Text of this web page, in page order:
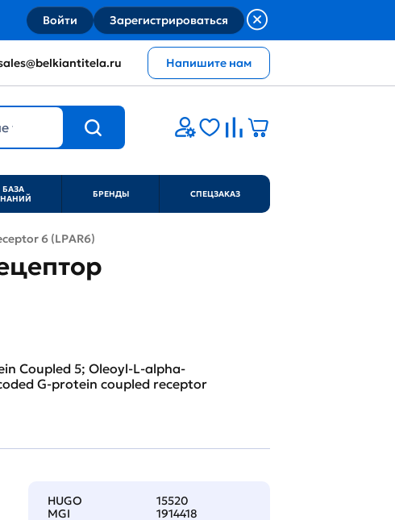
Войти Зарегистрироваться
Напишите нам
БАЗА
БРЕНДЫ СПЕЦЗАКАЗ
6 (LPAR6)
Coupled 5; Oleoyl-L-alpha-
G-protein coupled receptor
HUGO
15520
MGI
1914418